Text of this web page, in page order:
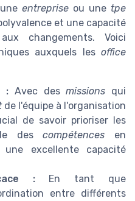
entrepriseou une tpe
et une capacité
changements. Voici
auxquels les office
: Avec desmissions qui
de l'équipe à l'organisation
de savoir prioriser les
descompétences en
excellente capacité
:En tant que
entre différents